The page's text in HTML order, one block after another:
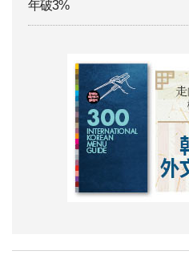
年破3%